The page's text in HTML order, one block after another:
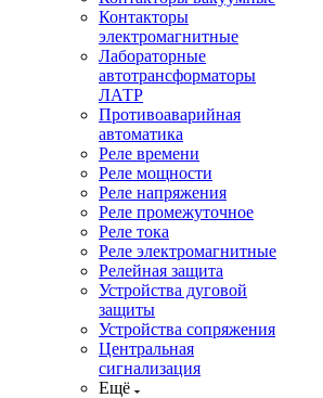
Контакторы
электромагнитные
Лабораторные
автотрансформаторы
ЛАТР
Противоаварийная
автоматика
Реле времени
Реле мощности
Реле напряжения
Реле промежуточное
Реле тока
Реле электромагнитные
Релейная защита
Устройства дуговой
защиты
Устройства сопряжения
Центральная
сигнализация
Ещё